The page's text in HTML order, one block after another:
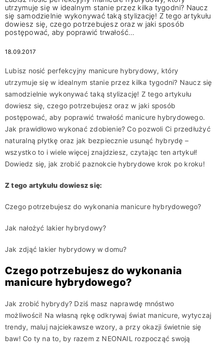
utrzymuje się w idealnym stanie przez kilka tygodni? Naucz
się samodzielnie wykonywać taką stylizację! Z tego artykułu
dowiesz się, czego potrzebujesz oraz w jaki sposób
postępować, aby poprawić trwałość…
18.09.2017
Lubisz nosić perfekcyjny manicure hybrydowy, który
utrzymuje się w idealnym stanie przez kilka tygodni? Naucz się
samodzielnie wykonywać taką stylizację! Z tego artykułu
dowiesz się, czego potrzebujesz oraz w jaki sposób
postępować, aby poprawić trwałość manicure hybrydowego.
Jak prawidłowo wykonać zdobienie? Co pozwoli Ci przedłużyć
naturalną płytkę oraz jak bezpiecznie usunąć hybrydę –
wszystko to i wiele więcej znajdziesz, czytając ten artykuł!
Dowiedz się, jak zrobić paznokcie hybrydowe krok po kroku!
Z tego artykułu dowiesz się:
Czego potrzebujesz do wykonania manicure hybrydowego?
Jak nałożyć lakier hybrydowy?
Jak zdjąć lakier hybrydowy w domu?
Czego potrzebujesz do wykonania
manicure hybrydowego?
Jak zrobić hybrydy? Dziś masz naprawdę mnóstwo
możliwości! Na własną rękę odkrywaj świat manicure, wytyczaj
trendy, maluj najciekawsze wzory, a przy okazji świetnie się
baw! Co ty na to, by razem z NEONAIL rozpocząć swoją